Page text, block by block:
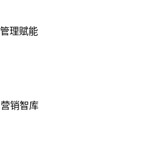
管理赋能
营销智库